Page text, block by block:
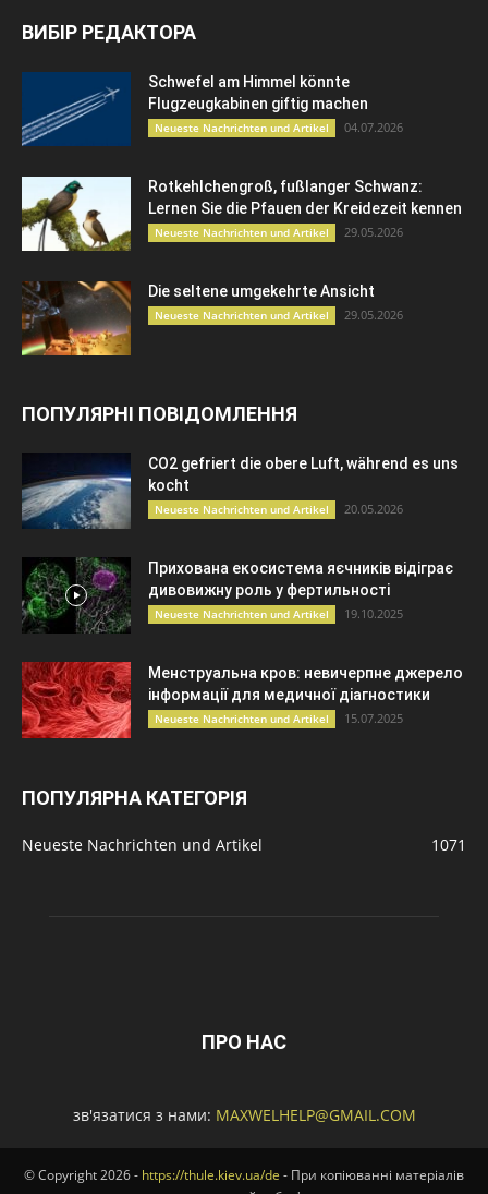
ВИБІР РЕДАКТОРА
Schwefel am Himmel könnte
Flugzeugkabinen giftig machen
Neueste Nachrichten und Artikel 04.07.2026
Rotkehlchengroß, fußlanger Schwanz:
Lernen Sie die Pfauen der Kreidezeit kennen
Neueste Nachrichten und Artikel 29.05.2026
Die seltene umgekehrte Ansicht
Neueste Nachrichten und Artikel 29.05.2026
ПОПУЛЯРНІ ПОВІДОМЛЕННЯ
CO2 gefriert die obere Luft, während es uns
kocht
Neueste Nachrichten und Artikel 20.05.2026
Прихована екосистема яєчників відіграє
дивовижну роль у фертильності
Neueste Nachrichten und Artikel 19.10.2025
Менструальна кров: невичерпне джерело
інформації для медичної діагностики
Neueste Nachrichten und Artikel 15.07.2025
ПОПУЛЯРНА КАТЕГОРІЯ
Neueste Nachrichten und Artikel 1071
ПРО НАС
зв'язатися з нами: MAXWELHELP@GMAIL.COM
© Copyright 2026 - https://thule.kiev.ua/de - При копіюванні матеріалів